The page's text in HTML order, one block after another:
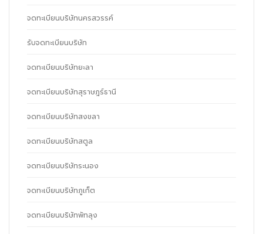
จดทะเบียนบริษัทนครสวรรค์
รับจดทะเบียนบริษัท
จดทะเบียนบริษัทยะลา
จดทะเบียนบริษัทสุราษฎร์ธานี
จดทะเบียนบริษัทสงขลา
จดทะเบียนบริษัทสตูล
จดทะเบียนบริษัทระนอง
จดทะเบียนบริษัทภูเก็ต
จดทะเบียนบริษัทพัทลุง